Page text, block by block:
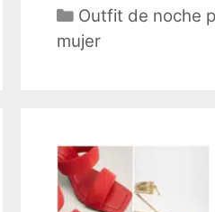
Categorías
Outfit de noche
mujer